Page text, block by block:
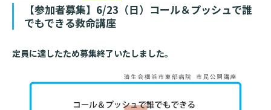
当院のご紹介
ご来院される方へ
【参加者募集】6/23（日）コール＆プッシュで誰
でもできる救命講座
定員に達したため募集終了いたしました。